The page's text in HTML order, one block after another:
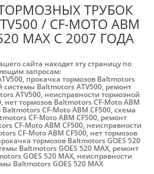
ТРУБОК
/ CF-MOTO ABM
MAX С 2007 ГОДА
сайта находят эту страницу по
запросам:
, прокачка тормозов Baltmotors
системы Baltmotors ATV500, ремонт
ATV500, неисправности тормозной
, нет тормозов Baltmotors CF-Moto ABM
CF-Moto ABM CF500,схема
CF-Moto ABM CF500, ремонт
CF-Moto ABM CF500, неисправности
CF-Moto ABM CF500, нет тормозов
тормозов Baltmotors GOES 520
Baltmotors GOES 520 MAX, ремонт
GOES 520 MAX, неисправности
Baltmotors GOES 520 MAX